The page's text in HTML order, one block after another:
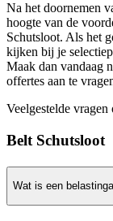
Na het doornemen
hoogte van de
Schutsloot. Als het
kijken bij je
Maak dan vandaag
offertes aan te
Veelgestelde
Belt Schutsloot
Wat is een